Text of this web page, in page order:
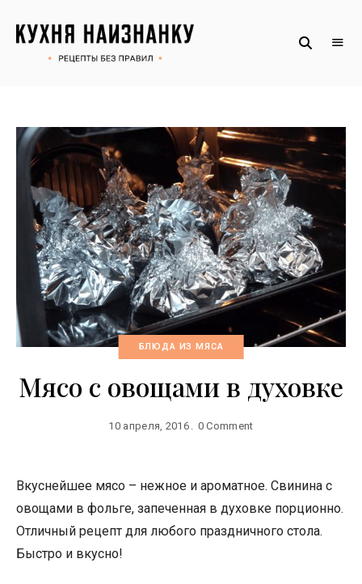
сайт
БЛЮДА ИЗ МЯСА
Мясо с овощами в духовке
10 апреля, 2016 0 Comment
Вкуснейшее мясо – нежное и ароматное. Свинина с
овощами в фольге, запеченная в духовке порционно.
Отличный рецепт для любого праздничного стола.
Быстро и вкусно!